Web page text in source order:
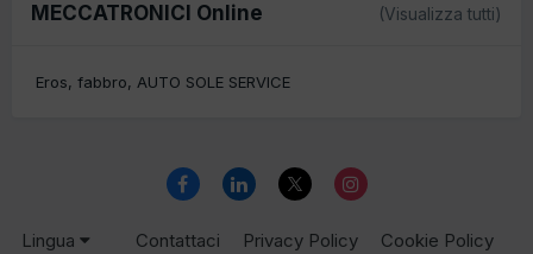
MECCATRONICI Online (Visualizza tutti)
Eros fabbro AUTO SOLE SERVICE
Lingua Contattaci Privacy Policy Cookie Policy